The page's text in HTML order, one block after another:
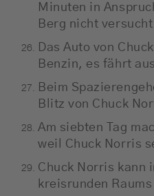
Minuten in
Berg nicht
Das Auto von
Benzin, es fährt
Beim
Blitz von Chuck
Am siebten Tag
weil Chuck Norris
Chuck Norris kann
kreisrunden